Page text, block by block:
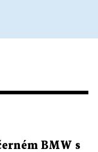
BMW s